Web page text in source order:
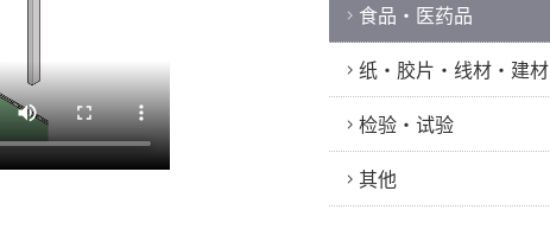
食品・医药品
纸・胶片・线材・建材
检验・试验
其他